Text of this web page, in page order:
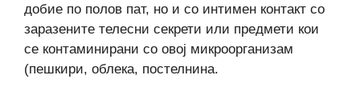
добие по полов пат, но и со интимен контакт со
заразените телесни секрети или предмети кои
се контаминирани со овој микроорганизам
(пешкири, облека, постелнина.